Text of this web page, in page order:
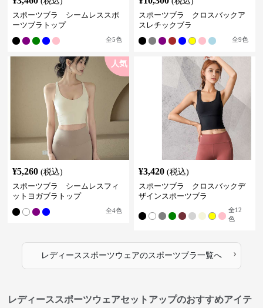
スポーツブラ シームレススポ
ーツブラトップ
全5色
スポーツブラ クロスバックア
スレチックブラ
全9色
人気
¥5,260 (税込)
スポーツブラ シームレスフィ
ットヨガブラトップ
全4色
¥3,420 (税込)
スポーツブラ クロスバックデ
ザインスポーツブラ
全12
色
レディーススポーツウェアのスポーツブラ一覧へ ›
レディーススポーツウェアセットアップのおすすめアイテ